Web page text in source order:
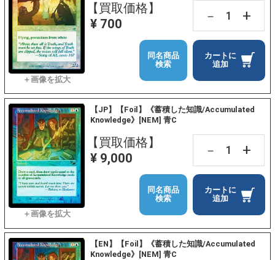
【買取価格】
¥ 700
－ +
カートに
追加
同名商品
検索
【JP】【Foil】《蓄積した知識/Accumulated
Knowledge》[NEM] 青C
【買取価格】
¥ 9,000
－ +
カートに
追加
同名商品
検索
【EN】【Foil】《蓄積した知識/Accumulated
Knowledge》[NEM] 青C